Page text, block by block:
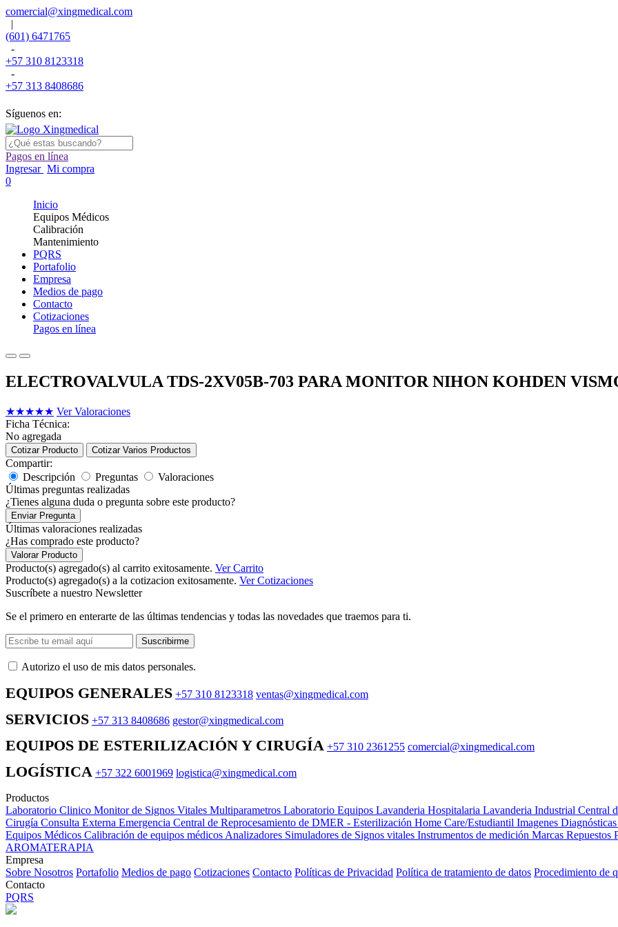
comercial@xingmedical.com
|
(601) 6471765
-
+57 310 8123318
-
+57 313 8408686
Síguenos en:
Pagos en línea
Ingresar Mi compra
0
Inicio
Equipos Médicos
Calibración
Mantenimiento
PQRS
Portafolio
Empresa
Medios de pago
Contacto
Cotizaciones
Pagos en línea
ELECTROVALVULA TDS-2XV05B-703 PARA MONITOR NIHON KOHDEN
★★★★★ Ver Valoraciones
Ficha Técnica:
No agregada
Cotizar Producto Cotizar Varios Productos
Compartir:
Descripción
Preguntas
Valoraciones
Últimas preguntas realizadas
¿Tienes alguna duda o pregunta sobre este producto?
Enviar Pregunta
Últimas valoraciones realizadas
¿Has comprado este producto?
Valorar Producto
Producto(s) agregado(s) al carrito exitosamente. Ver Carrito
Producto(s) agregado(s) a la cotizacion exitosamente. Ver Cotizaciones
Suscríbete a nuestro Newsletter
Se el primero en enterarte de las últimas tendencias y todas las novedades que traemos para ti.
Suscribirme
Autorizo ​​el uso de mis datos personales.
EQUIPOS GENERALES +57 310 8123318 ventas@xingmedical.com
SERVICIOS +57 313 8408686 gestor@xingmedical.com
EQUIPOS DE ESTERILIZACIÓN Y CIRUGÍA +57 310 2361255 comercial@xingmedical.com
LOGÍSTICA +57 322 6001969 logistica@xingmedical.com
Productos
Laboratorio Clinico Monitor de Signos Vitales Multiparametros Laboratorio Equipos Lavanderia Hospitalaria Lavanderia Industrial Central
Cirugía Consulta Externa Emergencia Central de Reprocesamiento de DMER - Esterilización Home Care/Estudiantil Imagenes
Equipos Médicos Calibración de equipos médicos Analizadores Simuladores de Signos vitales Instrumentos de medición Marcas Repuestos
AROMATERAPIA
Empresa
Sobre Nosotros Portafolio Medios de pago Cotizaciones Contacto Políticas de Privacidad Política de tratamiento de datos Procedimiento de
Contacto
PQRS